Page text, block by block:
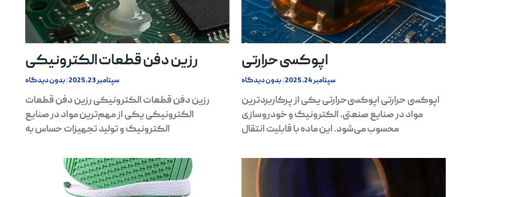
اپوکسی حرارتی
سپتامبر 24, 2025 بدون دیدگاه
اپوکسی حرارتی اپوکسی‌حرارتی یکی از پرکاربردترین
مواد در صنایع صنعتی، الکترونیک و خودروسازی
محسوب می‌شود. این ماده با قابلیت انتقال
رزین دفن قطعات الکترونیکی
سپتامبر 23, 2025 بدون دیدگاه
رزین دفن قطعات الکترونیکی رزین دفن قطعات
الکترونیکی یکی از مهم‌ترین مواد در صنایع
الکترونیک و تولید تجهیزات حساس به